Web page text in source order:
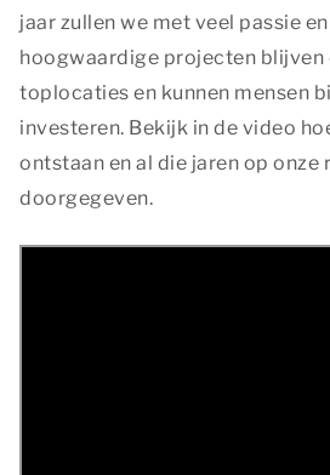
jaar zullen we met veel passie
hoogwaardige projecten blijven
toplocaties en kunnen mensen
investeren. Bekijk in de video
ontstaan en al die jaren op onze
doorgegeven.